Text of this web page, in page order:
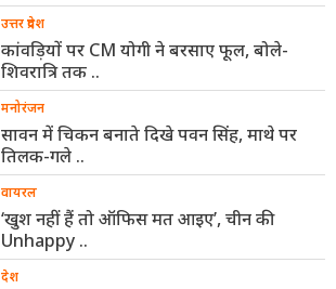
उत्तर प्रदेश
कांवड़ियों पर CM योगी ने बरसाए फूल, बोले-
शिवरात्रि तक ..
मनोरंजन
सावन में चिकन बनाते दिखे पवन सिंह, माथे पर
तिलक-गले ..
वायरल
‘खुश नहीं हैं तो ऑफिस मत आइए’, चीन की
Unhappy ..
देश